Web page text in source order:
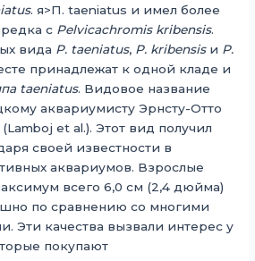
. я>П. taeniatus и имел более
с Pelvicachromis kribensis.
вида P. taeniatus, P. kribensisи P.
принадлежат к одной кладе и
taeniatus. Видовое название
аквариумисту Эрнсту-Отто
et al.). Этот вид получил
своей известности в
аквариумов. Взрослые
всего 6,0 см (2,4 дюйма)
по сравнению со многими
Эти качества вызвали интерес у
покупают